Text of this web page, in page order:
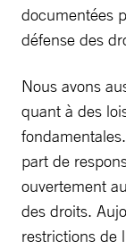
documentées
défense des
Nous avons
quant à des
part de
ouvertement
des droits.
restrictions de